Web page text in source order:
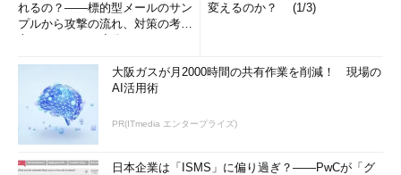
れるの？――標的型メールのサン
プルから攻撃の流れ、対策の考え
変えるのか？ (1/3)
大阪ガスが月2000時間の共有作業を削減！ 現場の
AI活用術
PR(ITmedia エンタープライズ)
日本企業は「ISMS」に偏り過ぎ？――PwCが「グ